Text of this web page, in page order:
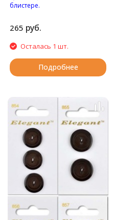
блистере.
четырьмя отверстиями.
265 руб.
Осталась 1 шт.
Подробнее